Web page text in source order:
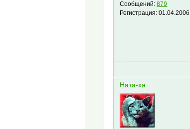
Сообщений:879
Регистрация:01.04.2006
Ната-ха